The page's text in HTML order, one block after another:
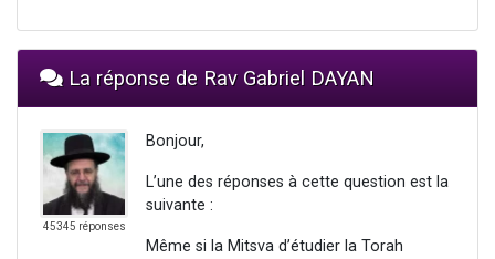
La réponse de Rav Gabriel DAYAN
45345 réponses
Bonjour,
L’une des réponses à cette question est la
suivante :
Même si la Mitsva d’étudier la Torah